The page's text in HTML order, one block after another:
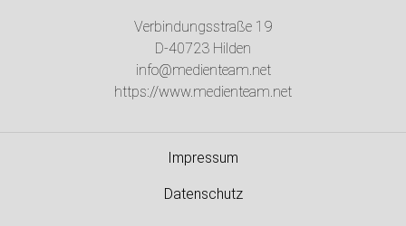
Verbindungsstraße 19
D-40723 Hilden
info@medienteam.net
https://www.medienteam.net
Impressum
Datenschutz